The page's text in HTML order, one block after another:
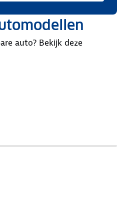
auto? Bekijk deze